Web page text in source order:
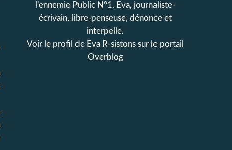
l'ennemie Public N°1. Eva, journaliste-
écrivain, libre-penseuse, dénonce et
interpelle.
Voir le profil de Eva R-sistons sur le portail
Overblog